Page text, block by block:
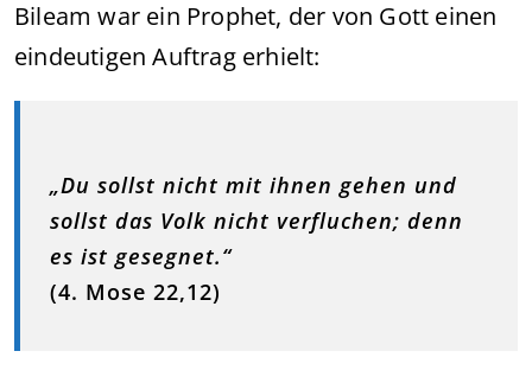
Bileam war ein Prophet, der von Gott einen
eindeutigen Auftrag erhielt:
„Du sollst nicht mit ihnen gehen und
sollst das Volk nicht verfluchen; denn
es ist gesegnet.“
(4. Mose 22,12)